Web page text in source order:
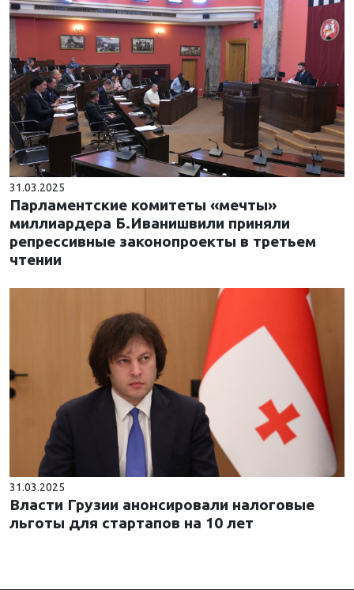
31.03.2025
Парламентские комитеты «мечты»
миллиардера Б.Иванишвили приняли
репрессивные законопроекты в третьем
чтении
31.03.2025
Власти Грузии анонсировали налоговые
льготы для стартапов на 10 лет